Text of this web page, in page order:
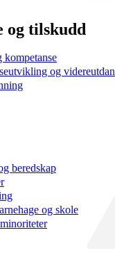
og tilskudd
og
beredskap
og skole